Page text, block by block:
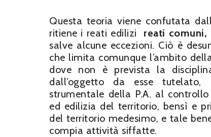
Questa teoria viene confutata
ritiene i reati edilizi
reati comuni,
salve alcune eccezioni. Ciò è
che limita comunque l’ambito
dove non è prevista la
dall’oggetto da esse tutelato,
strumentale della P.A. al
ed edilizia del territorio, bensì e
del territorio medesimo, e tale
compia attività siffatte.